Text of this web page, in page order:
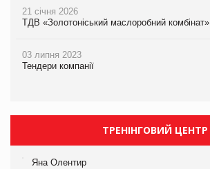
21 січня 2026
ТДВ «Золотоніський маслоробний комбінат»
03 липня 2023
Тендери компанії
ТРЕНІНГОВИЙ ЦЕНТР
Яна Олентир